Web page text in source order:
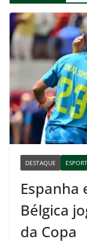
DESTAQUE
Espanha
Bélgica
da Copa